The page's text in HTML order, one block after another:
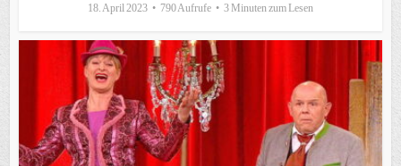
18. April 2023 790 Aufrufe 3 Minuten zum Lesen